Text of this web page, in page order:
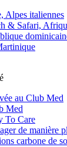
Alpes italiennes
& Safari,
au Club Med
Med
To Care
de manière
carbone de